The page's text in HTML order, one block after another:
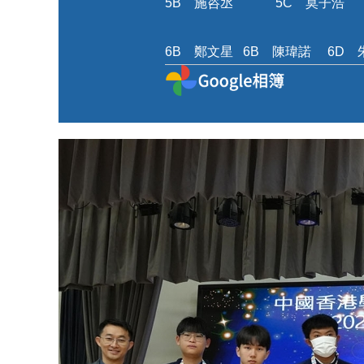
5B 施咨丞 5C 莫子浩
6B 鄭文星 6B 陳瑋諾 6D